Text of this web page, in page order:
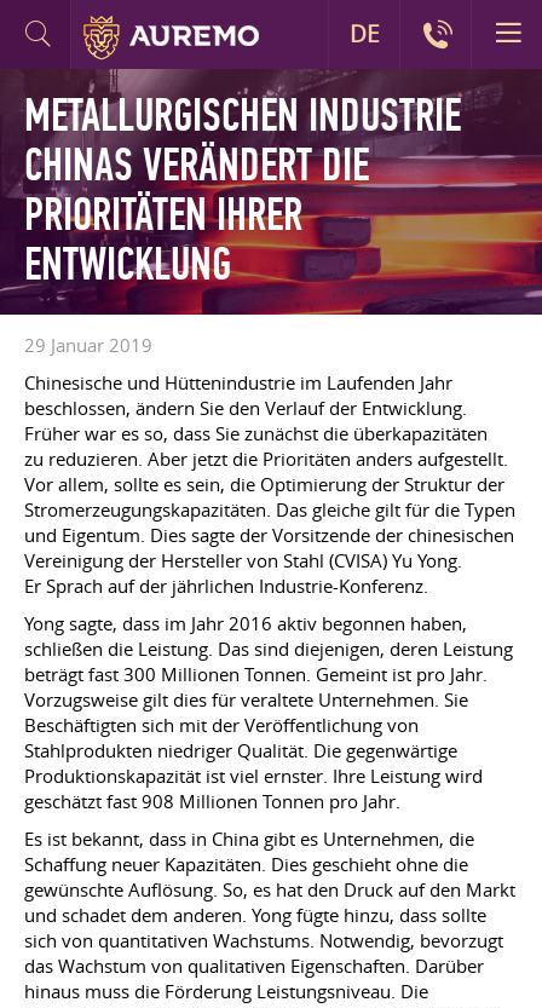
METALLURGISCHEN INDUSTRIE
CHINAS VERÄNDERT DIE
PRIORITÄTEN IHRER
ENTWICKLUNG
29 Januar 2019
Chinesische und Hüttenindustrie im Laufenden Jahr
beschlossen, ändern Sie den Verlauf der Entwicklung.
Früher war es so, dass Sie zunächst die überkapazitäten
zu reduzieren. Aber jetzt die Prioritäten anders aufgestellt.
Vor allem, sollte es sein, die Optimierung der Struktur der
Stromerzeugungskapazitäten. Das gleiche gilt für die Typen
und Eigentum. Dies sagte der Vorsitzende der chinesischen
Vereinigung der Hersteller von Stahl (CVISA) Yu Yong.
Er Sprach auf der jährlichen Industrie-Konferenz.
Yong sagte, dass im Jahr 2016 aktiv begonnen haben,
schließen die Leistung. Das sind diejenigen, deren Leistung
beträgt fast 300 Millionen Tonnen. Gemeint ist pro Jahr.
Vorzugsweise gilt dies für veraltete Unternehmen. Sie
Beschäftigten sich mit der Veröffentlichung von
Stahlprodukten niedriger Qualität. Die gegenwärtige
Produktionskapazität ist viel ernster. Ihre Leistung wird
geschätzt fast 908 Millionen Tonnen pro Jahr.
Es ist bekannt, dass in China gibt es Unternehmen, die
Schaffung neuer Kapazitäten. Dies geschieht ohne die
gewünschte Auflösung. So, es hat den Druck auf den Markt
und schadet dem anderen. Yong fügte hinzu, dass sollte
sich von quantitativen Wachstums. Notwendig, bevorzugt
das Wachstum von qualitativen Eigenschaften. Darüber
hinaus muss die Förderung Leistungsniveau. Die
DE